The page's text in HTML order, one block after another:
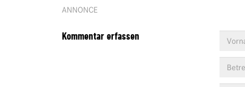
ANNONCE
Kommentar erfassen